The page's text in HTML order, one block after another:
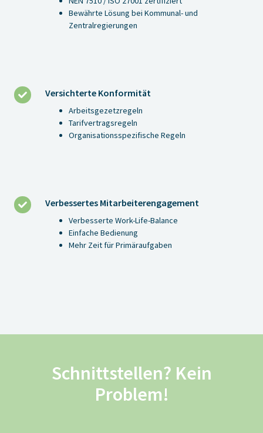
Bewährte Lösung bei Kommunal- und
Zentralregierungen
Versichterte Konformität
Arbeitsgezetzregeln
Tarifvertragsregeln
Organisationsspezifische Regeln
Versichterte
Konformität
Verbessertes Mitarbeiterengagement
Verbesserte Work-Life-Balance
Einfache Bedienung
Mehr Zeit für Primäraufgaben
Verbessertes
Mitarbeiterengagement
Schnittstellen? Kein
Problem!